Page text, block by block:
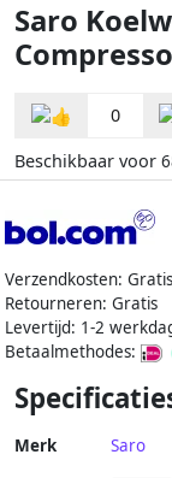
Saro
0
Beschikbaar voor
Verzendkosten:
Retourneren: Gratis
Levertijd: 1-2
Betaalmethodes:
Merk Saro